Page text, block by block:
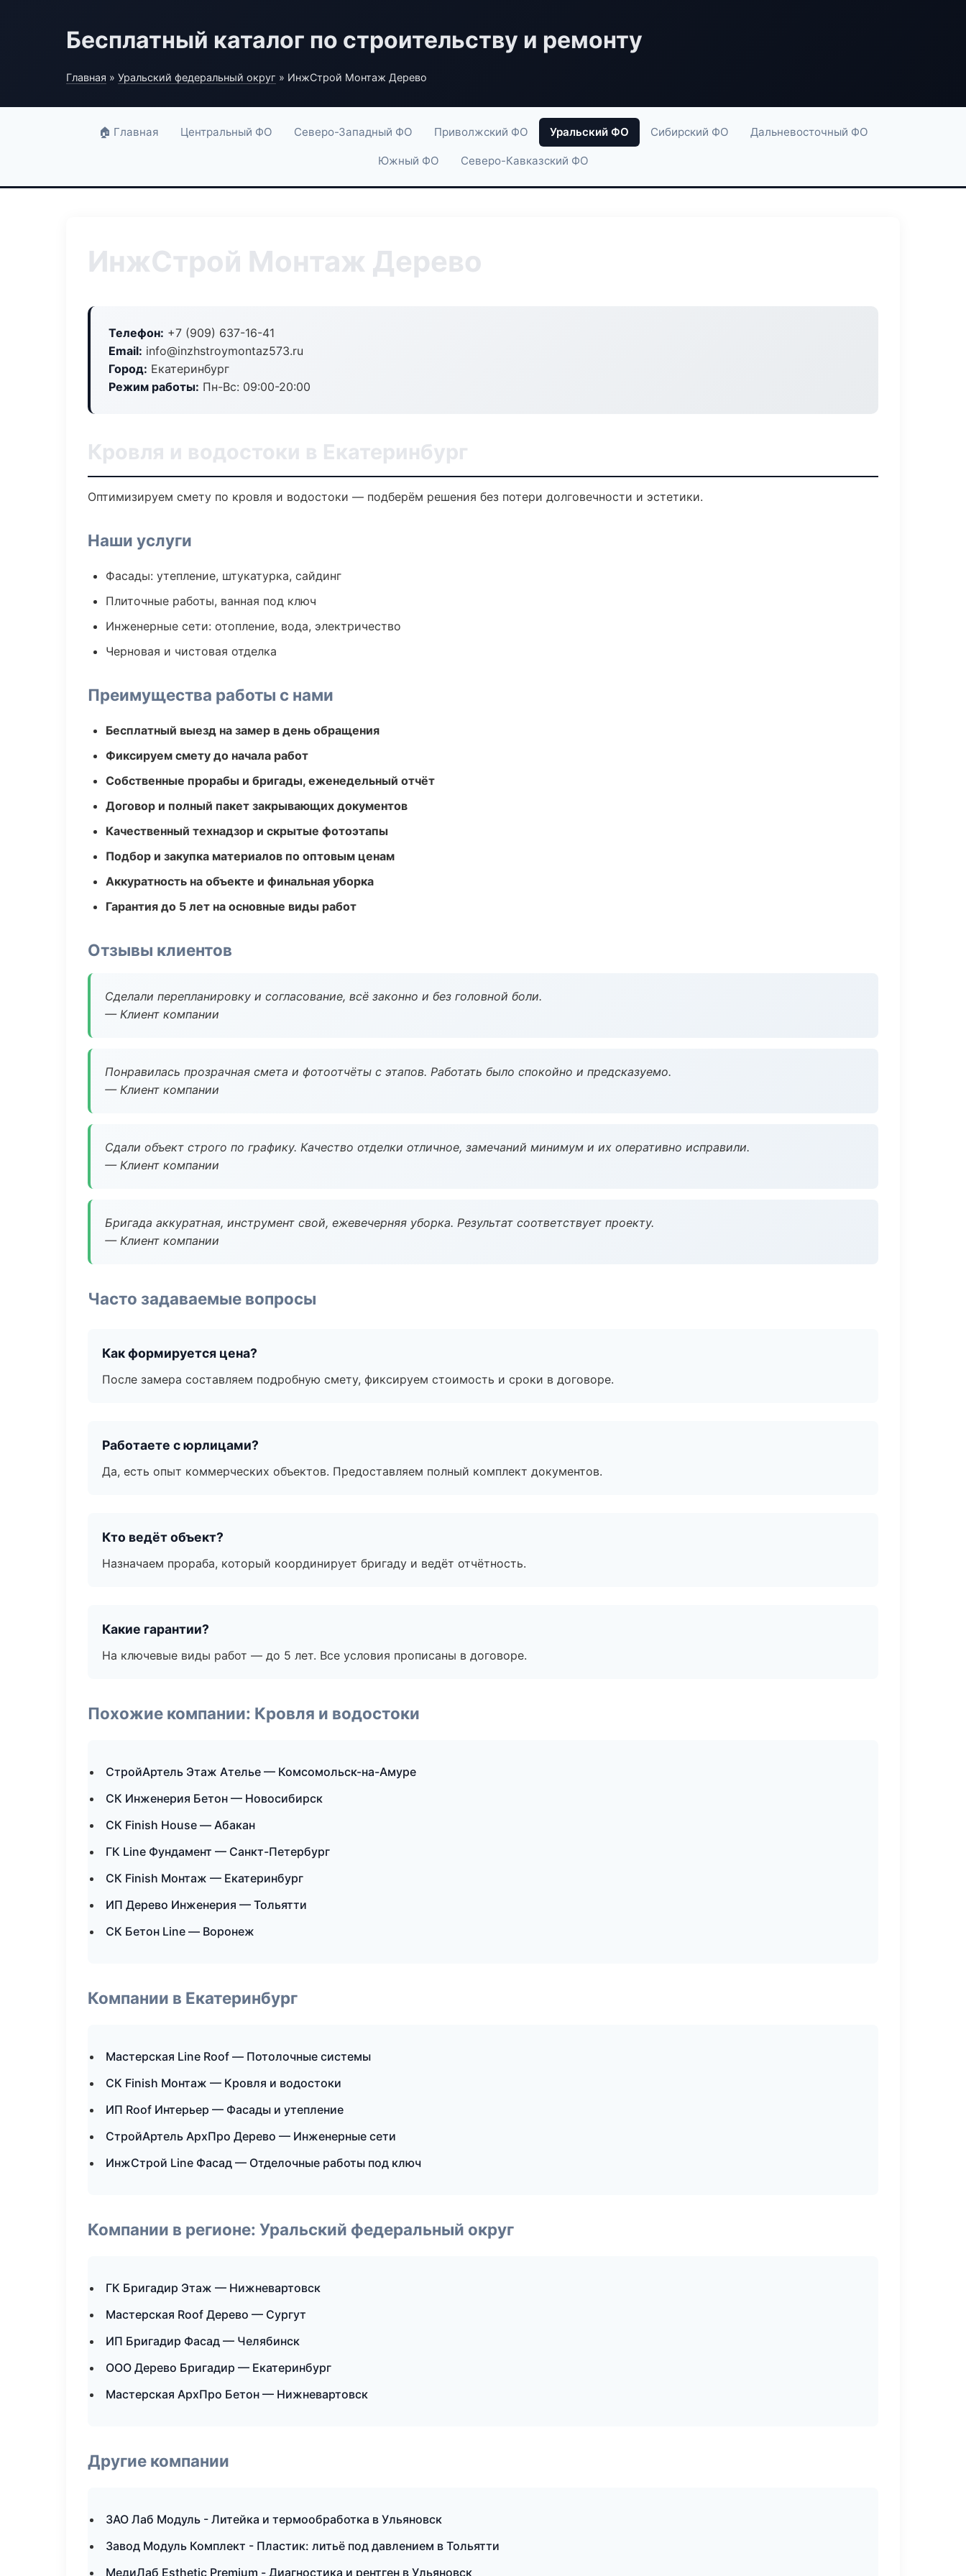
Бесплатный каталог по строительству и ремонту
Главная » Уральский федеральный округ » ИнжСтрой Монтаж Дерево
🏠 Главная Центральный ФО Северо-Западный ФО Приволжский ФО Уральский ФО Сибирский ФО Дальневосточный ФО
Южный ФО Северо-Кавказский ФО
ИнжСтрой Монтаж Дерево
Телефон: +7 (909) 637-16-41
Email: info@inzhstroymontaz573.ru
Город: Екатеринбург
Режим работы: Пн-Вс: 09:00-20:00
Кровля и водостоки в Екатеринбург
Оптимизируем смету по кровля и водостоки — подберём решения без потери долговечности и эстетики.
Наши услуги
Фасады: утепление, штукатурка, сайдинг
Плиточные работы, ванная под ключ
Инженерные сети: отопление, вода, электричество
Черновая и чистовая отделка
Преимущества работы с нами
Бесплатный выезд на замер в день обращения
Фиксируем смету до начала работ
Собственные прорабы и бригады, еженедельный отчёт
Договор и полный пакет закрывающих документов
Качественный технадзор и скрытые фотоэтапы
Подбор и закупка материалов по оптовым ценам
Аккуратность на объекте и финальная уборка
Гарантия до 5 лет на основные виды работ
Отзывы клиентов
Сделали перепланировку и согласование, всё законно и без головной боли.
— Клиент компании
Понравилась прозрачная смета и фотоотчёты с этапов. Работать было спокойно и предсказуемо.
— Клиент компании
Сдали объект строго по графику. Качество отделки отличное, замечаний минимум и их оперативно исправили.
— Клиент компании
Бригада аккуратная, инструмент свой, ежевечерняя уборка. Результат соответствует проекту.
— Клиент компании
Часто задаваемые вопросы
Как формируется цена?
После замера составляем подробную смету, фиксируем стоимость и сроки в договоре.
Работаете с юрлицами?
Да, есть опыт коммерческих объектов. Предоставляем полный комплект документов.
Кто ведёт объект?
Назначаем прораба, который координирует бригаду и ведёт отчётность.
Какие гарантии?
На ключевые виды работ — до 5 лет. Все условия прописаны в договоре.
Похожие компании: Кровля и водостоки
СтройАртель Этаж Ателье — Комсомольск-на-Амуре
СК Инженерия Бетон — Новосибирск
СК Finish House — Абакан
ГК Line Фундамент — Санкт-Петербург
СК Finish Монтаж — Екатеринбург
ИП Дерево Инженерия — Тольятти
СК Бетон Line — Воронеж
Компании в Екатеринбург
Мастерская Line Roof — Потолочные системы
СК Finish Монтаж — Кровля и водостоки
ИП Roof Интерьер — Фасады и утепление
СтройАртель АрхПро Дерево — Инженерные сети
ИнжСтрой Line Фасад — Отделочные работы под ключ
Компании в регионе: Уральский федеральный округ
ГК Бригадир Этаж — Нижневартовск
Мастерская Roof Дерево — Сургут
ИП Бригадир Фасад — Челябинск
ООО Дерево Бригадир — Екатеринбург
Мастерская АрхПро Бетон — Нижневартовск
Другие компании
ЗАО Лаб Модуль - Литейка и термообработка в Ульяновск
Завод Модуль Комплект - Пластик: литьё под давлением в Тольятти
МедиЛаб Esthetic Premium - Диагностика и рентген в Ульяновск